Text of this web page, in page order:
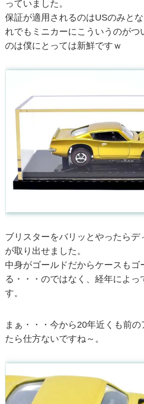
っていました。
保証が適用されるのはUSのみと
れでもミニカーにこういうのがつ
のは僕にとっては新鮮ですｗ
ブリスターをバリッとやったらデ
が取り出せました。
中身がゴールドだからケースもゴ
る・・・のではなく、経年によっ
す。
まぁ・・・今から20年近くも前
たら仕方ないですね～。